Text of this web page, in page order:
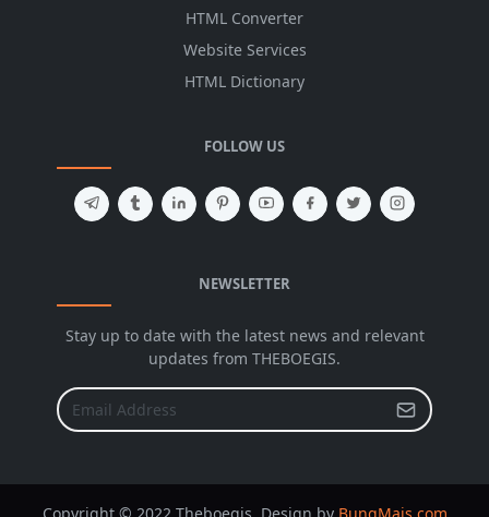
HTML Converter
Website Services
HTML Dictionary
FOLLOW US
NEWSLETTER
Stay up to date with the latest news and relevant
updates from THEBOEGIS.